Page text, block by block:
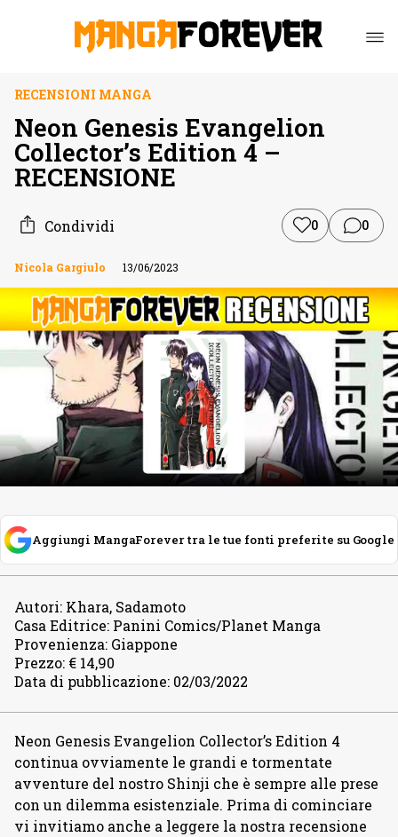
RECENSIONI MANGA
Neon Genesis Evangelion
Collector’s Edition 4 –
RECENSIONE
Condividi 0 0
Nicola Gargiulo 13/06/2023
Aggiungi MangaForever tra le tue fonti preferite su Google
Autori: Khara, Sadamoto
Casa Editrice: Panini Comics/Planet Manga
Provenienza: Giappone
Prezzo: € 14,90
Data di pubblicazione: 02/03/2022
Neon Genesis Evangelion Collector’s Edition 4
continua ovviamente le grandi e tormentate
avventure del nostro Shinji che è sempre alle prese
con un dilemma esistenziale. Prima di cominciare
vi invitiamo anche a leggere la nostra recensione